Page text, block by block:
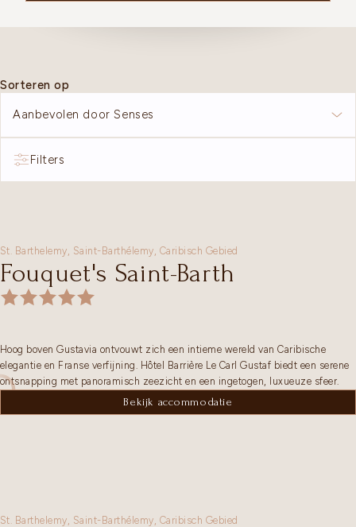
Sorteren op
Aanbevolen door Senses
Filters
St. Barthelemy, Saint-Barthélemy, Caribisch Gebied
Fouquet's Saint-Barth
Hoog boven Gustavia ontvouwt zich een intieme wereld van Caribische
elegantie en Franse verfijning. Hôtel Barrière Le Carl Gustaf biedt een serene
ontsnapping met panoramisch zeezicht en een ingetogen, luxueuze sfeer.
Bekijk accommodatie
St. Barthelemy, Saint-Barthélemy Caribisch Gebied